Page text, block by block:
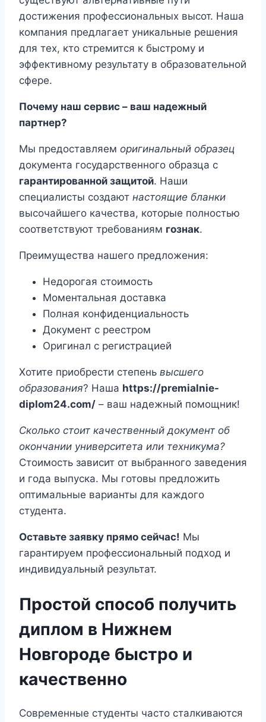
достижения профессиональных высот. Наша
компания предлагает уникальные решения
для тех, кто стремится к быстрому и
эффективному результату в образовательной
сфере.
Почему наш сервис – ваш надежный
партнер?
Мы предоставляем оригинальный образец
документа государственного образца с
гарантированной защитой. Наши
специалисты создают настоящие бланки
высочайшего качества, которые полностью
соответствуют требованиям гознак.
Преимущества нашего предложения:
Недорогая стоимость
Моментальная доставка
Полная конфиденциальность
Документ с реестром
Оригинал с регистрацией
Хотите приобрести степень высшего
образования? Наша https://premialnie-
diplom24.com/ – ваш надежный помощник!
Сколько стоит качественный документ об
окончании университета или техникума?
Стоимость зависит от выбранного заведения
и года выпуска. Мы готовы предложить
оптимальные варианты для каждого
студента.
Оставьте заявку прямо сейчас! Мы
гарантируем профессиональный подход и
индивидуальный результат.
Простой способ получить
диплом в Нижнем
Новгороде быстро и
качественно
Современные студенты часто сталкиваются